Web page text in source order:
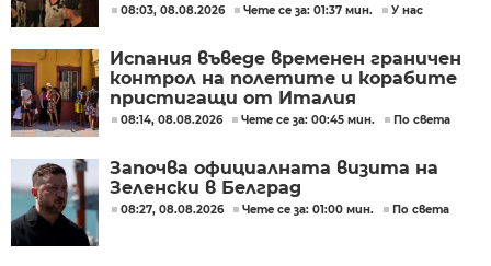
08:03, 08.08.2026 Чете се за: 01:37 мин. У нас
Испания въведе временен граничен
контрол на полетите и корабите
пристигащи от Италия
08:14, 08.08.2026 Чете се за: 00:45 мин. По света
Започва официалната визита на
Зеленски в Белград
08:27, 08.08.2026 Чете се за: 01:00 мин. По света